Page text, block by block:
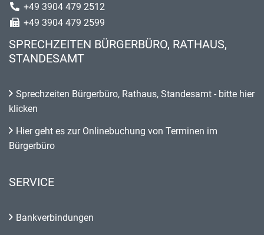
+49 3904 479 2512
+49 3904 479 2599
SPRECHZEITEN BÜRGERBÜRO, RATHAUS,
STANDESAMT
Sprechzeiten Bürgerbüro, Rathaus, Standesamt - bitte hier
klicken
Hier geht es zur Onlinebuchung von Terminen im
Bürgerbüro
SERVICE
Bankverbindungen